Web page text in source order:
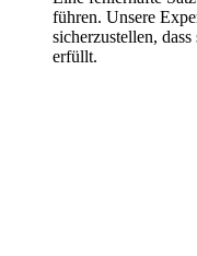
führen. Unsere
sicherzustellen,
erfüllt.